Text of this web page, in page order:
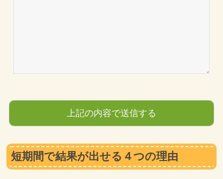
短期間で結果が出せる４つの理由